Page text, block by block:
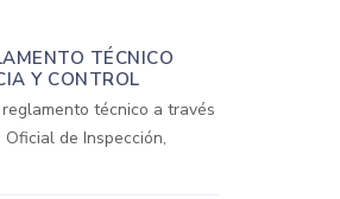
TÉCNICO
Y CONTROL
técnico a través
de Inspección,